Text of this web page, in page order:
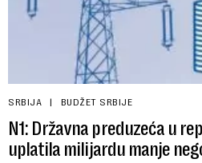
SRBIJA BUDŽET SRBIJE
N1: Državna preduzeća u
uplatila milijardu manje